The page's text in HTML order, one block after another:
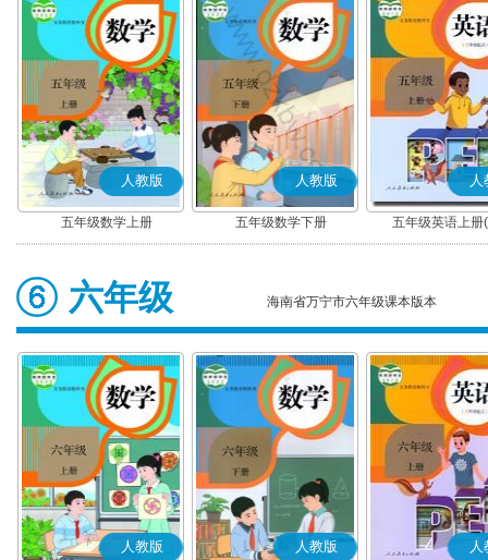
人教版
五年级数学上册
人教版
五年级数学下册
人
五年级英语上册
六年级 海南省万宁市六年级课本版本
人教版 人教版 人